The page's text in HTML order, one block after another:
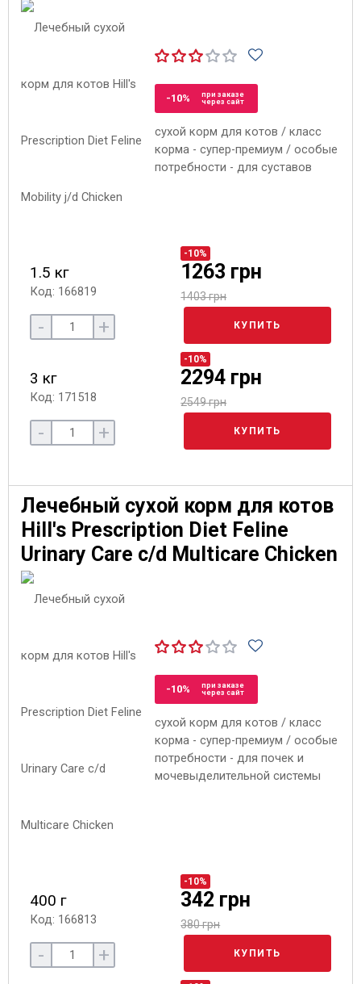
-10%
при заказе
через сайт
сухой корм для котов / класс
корма - супер-премиум / особые
потребности - для суставов
1.5 кг
Код: 166819
-10%
1263 грн
1403 грн
- + КУПИТЬ
3 кг
Код: 171518
-10%
2294 грн
2549 грн
- + КУПИТЬ
Лечебный сухой корм для котов
Hill's Prescription Diet Feline
Urinary Care c/d Multicare Chicken
-10%
при заказе
через сайт
сухой корм для котов / класс
корма - супер-премиум / особые
потребности - для почек и
мочевыделительной системы
400 г
Код: 166813
-10%
342 грн
380 грн
- + КУПИТЬ